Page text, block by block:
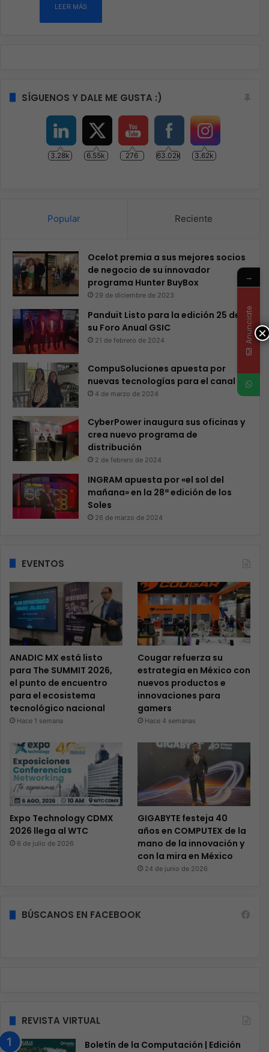
LEER MÁS
SÍGUENOS Y DALE ME GUSTA :)
3.28k 6.55k 276 63.02k 3.62k
Popular Reciente
Ocelot premia a sus mejores socios
de negocio de su innovador
programa Hunter BuyBox
29 de diciembre de 2023
Panduit Listo para la edición 25 de
su Foro Anual GSIC
21 de febrero de 2024
CompuSoluciones apuesta por
nuevas tecnologías para el canal
4 de marzo de 2024
CyberPower inaugura sus oficinas y
crea nuevo programa de
distribución
2 de febrero de 2024
INGRAM apuesta por «el sol del
mañana» en la 28ª edición de los
Soles
26 de marzo de 2024
EVENTOS
ANADIC MX está listo
para The SUMMIT 2026,
el punto de encuentro
para el ecosistema
tecnológico nacional
Hace 1 semana
Cougar refuerza su
estrategia en México con
nuevos productos e
innovaciones para
gamers
Hace 4 semanas
Expo Technology CDMX
2026 llega al WTC
6 de julio de 2026
GIGABYTE festeja 40
años en COMPUTEX de la
mano de la innovación y
con la mira en México
24 de junio de 2026
BÚSCANOS EN FACEBOOK
REVISTA VIRTUAL
Boletín de la Computación | Edición
×
→
Anunciate